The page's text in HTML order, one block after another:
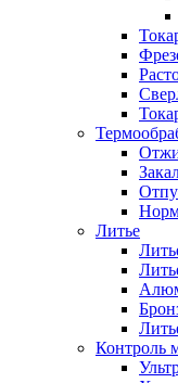
Литье
Контроль